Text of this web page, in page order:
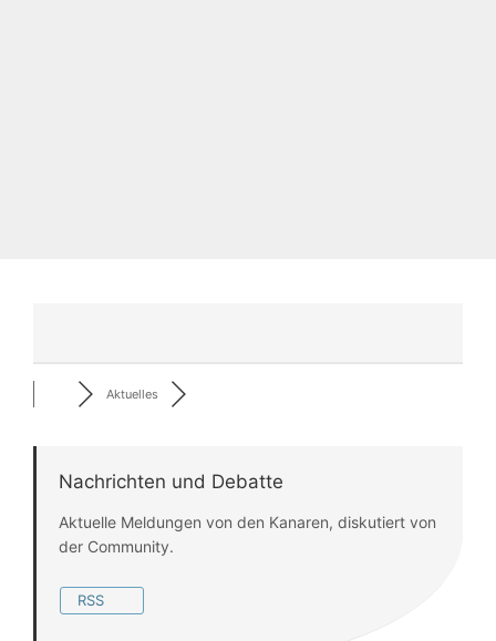
Aktuelles
Nachrichten und Debatte
Aktuelle Meldungen von den Kanaren, diskutiert von
der Community.
RSS